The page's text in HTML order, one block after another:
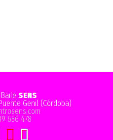
SENS
Genil (Córdoba)
656 478